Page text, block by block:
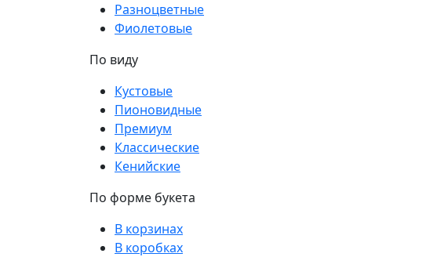
Разноцветные
Фиолетовые
По виду
Кустовые
Пионовидные
Премиум
Классические
Кенийские
По форме букета
В корзинах
В коробках